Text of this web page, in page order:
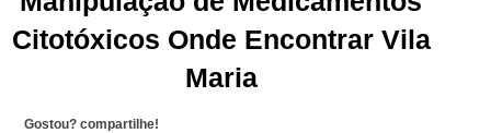
Citotóxicos Onde Encontrar Vila
Maria
Gostou? compartilhe!